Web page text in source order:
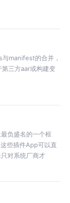
manifest的合并，
三方aar或构建变
负盛名的一个框
些插件App可以直
对系统厂商才